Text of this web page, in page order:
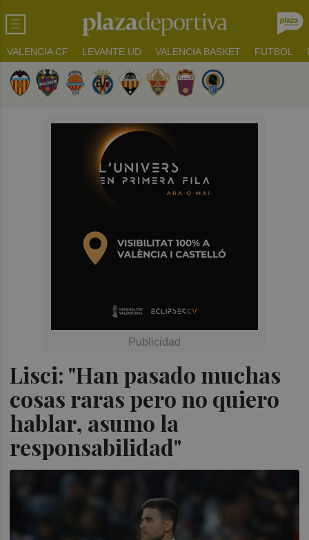
VALENCIA CF LEVANTE UD VALENCIA BASKET FUTBOL
Lisci: "Han pasado muchas
cosas raras pero no quiero
hablar, asumo la
responsabilidad"